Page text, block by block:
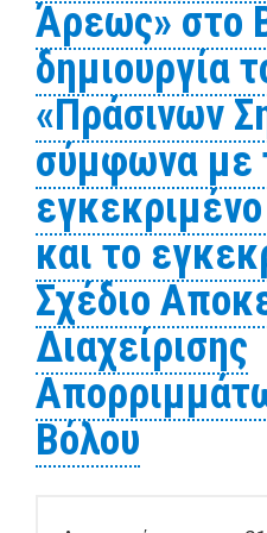
Άρεως» στο
δημιουργία
«Πράσινων
σύμφωνα με
και το
Σχέδιο
Διαχείρισης
Βόλου